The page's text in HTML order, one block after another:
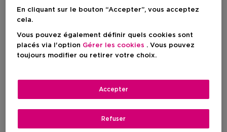
En cliquant sur le bouton “Accepter”, vous acceptez
cela.
Vous pouvez également définir quels cookies sont
placés via l'option Gérer les cookies . Vous pouvez
toujours modifier ou retirer votre choix.
Refuser
Accepter